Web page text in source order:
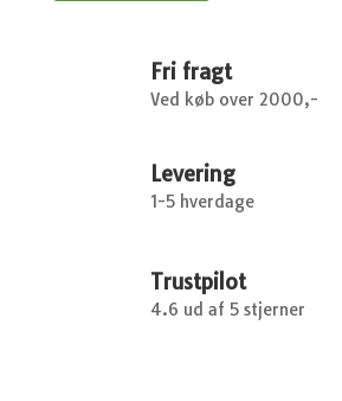
Fri fragt
Ved køb over 2000,-
Levering
1-5 hverdage
Trustpilot
4.6 ud af 5 stjerner